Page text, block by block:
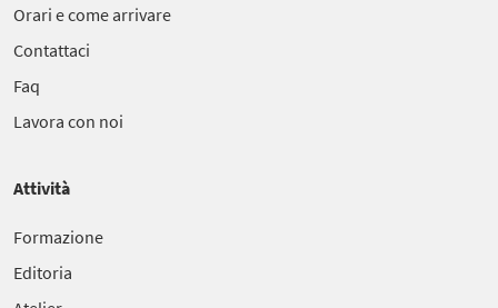
Orari e come arrivare
Contattaci
Faq
Lavora con noi
Attività
Formazione
Editoria